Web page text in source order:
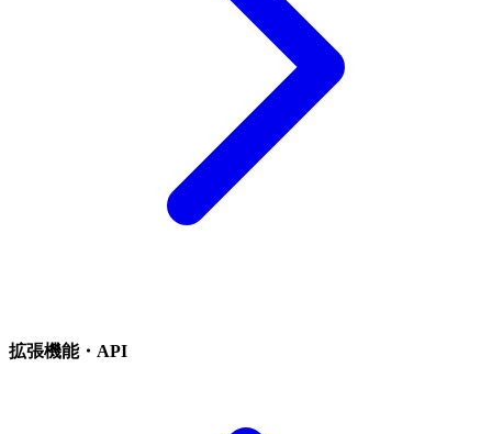
拡張機能・API